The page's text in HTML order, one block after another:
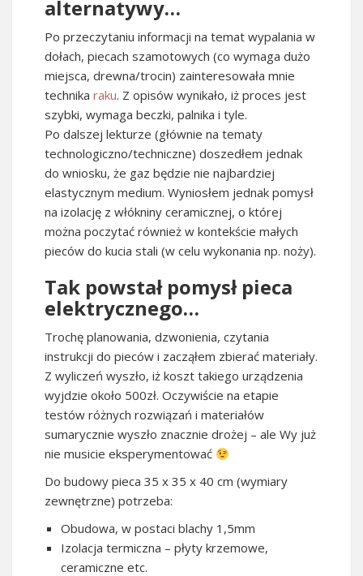
alternatywy…
Po przeczytaniu informacji na temat wypalania w
dołach, piecach szamotowych (co wymaga dużo
miejsca, drewna/trocin) zainteresowała mnie
technika raku. Z opisów wynikało, iż proces jest
szybki, wymaga beczki, palnika i tyle.
Po dalszej lekturze (głównie na tematy
technologiczno/techniczne) doszedłem jednak
do wniosku, że gaz będzie nie najbardziej
elastycznym medium. Wyniosłem jednak pomysł
na izolację z włókniny ceramicznej, o której
można poczytać również w kontekście małych
pieców do kucia stali (w celu wykonania np. noży).
Tak powstał pomysł pieca
elektrycznego…
Trochę planowania, dzwonienia, czytania
instrukcji do pieców i zacząłem zbierać materiały.
Z wyliczeń wyszło, iż koszt takiego urządzenia
wyjdzie około 500zł. Oczywiście na etapie
testów różnych rozwiązań i materiałów
sumarycznie wyszło znacznie drożej – ale Wy już
nie musicie eksperymentować
Do budowy pieca 35 x 35 x 40 cm (wymiary
zewnętrzne) potrzeba:
Obudowa, w postaci blachy 1,5mm
Izolacja termiczna – płyty krzemowe,
ceramiczne etc.